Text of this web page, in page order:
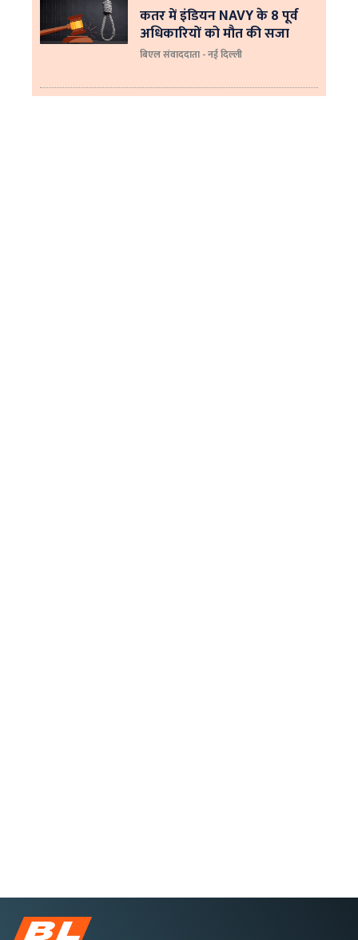
कतर में इंडियन NAVY के 8 पूर्व
अधिकारियों को मौत की सजा
बिएल संवाददाता - नई दिल्ली